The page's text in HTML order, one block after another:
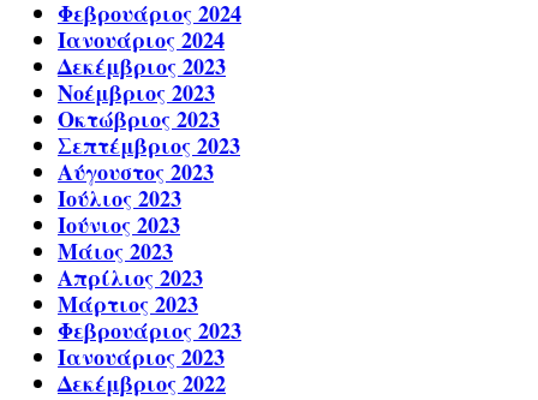
Φεβρουάριος 2024
Ιανουάριος 2024
Δεκέμβριος 2023
Νοέμβριος 2023
Οκτώβριος 2023
Σεπτέμβριος 2023
Αύγουστος 2023
Ιούλιος 2023
Ιούνιος 2023
Μάιος 2023
Απρίλιος 2023
Μάρτιος 2023
Φεβρουάριος 2023
Ιανουάριος 2023
Δεκέμβριος 2022